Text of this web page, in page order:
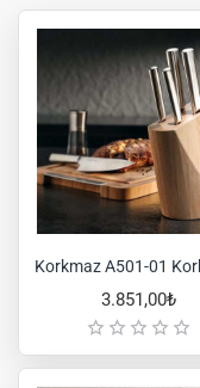
3.851,00₺